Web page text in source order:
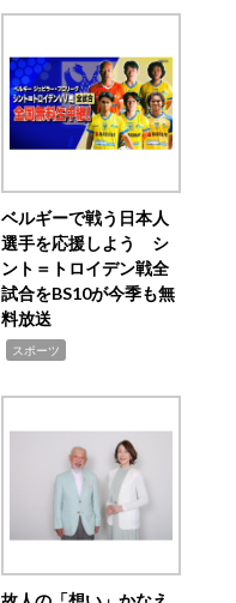
ベルギーで戦う日本人
選手を応援しよう シ
ント＝トロイデン戦全
試合をBS10が今季も無
料放送
スポーツ